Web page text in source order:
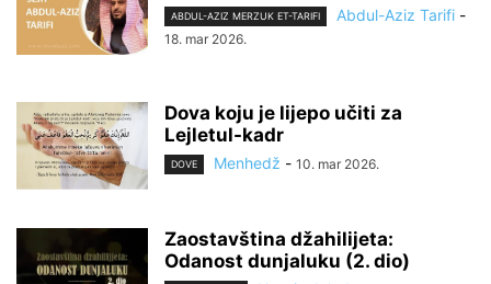
ABDUL-AZIZ MERZUK ET-TARIFI Abdul-Aziz Tarifi -
18. mar 2026.
Dova koju je lijepo učiti za
Lejletul-kadr
DOVE Menhedž - 10. mar 2026.
Zaostavština džahilijeta:
Odanost dunjaluku (2. dio)